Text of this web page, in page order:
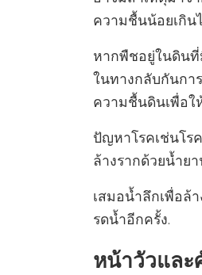
ความชื้นน้อยเกิน
หากพืชอยู่ในดินที่
ในทางกลับกันกา
ความชื้นดินเพื่อใ
ปัญหาโรคเช่นโร
ล้างรากด้วยน้ำย
เสมอน้ำลึกเพื่อล้
รดน้ำอีกครั้ง.
หน้าวัวแล